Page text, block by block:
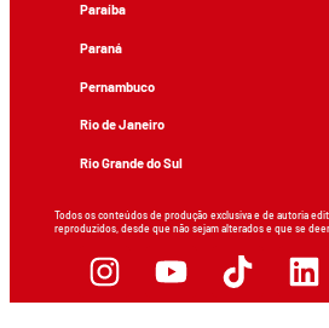
Paraíba
Paraná
Pernambuco
Rio de Janeiro
Rio Grande do Sul
Todos os conteúdos de produção exclusiva e de autoria
reproduzidos, desde que não sejam alterados e que se